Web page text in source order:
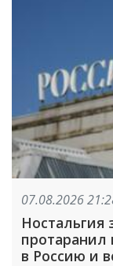
07.08.2026
Ностальгия
протаранил
в Россию и